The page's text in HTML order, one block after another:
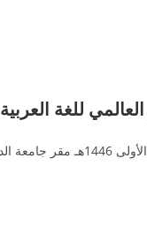
للغة العربية